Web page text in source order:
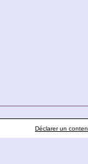
Déclarer un